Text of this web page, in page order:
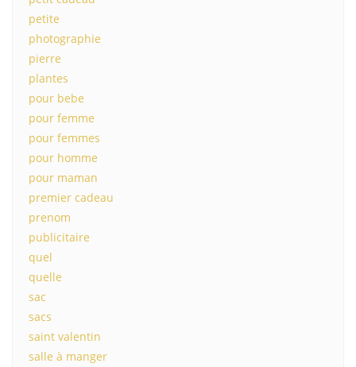
petite
photographie
pierre
plantes
pour bebe
pour femme
pour femmes
pour homme
pour maman
premier cadeau
prenom
publicitaire
quel
quelle
sac
sacs
saint valentin
salle à manger